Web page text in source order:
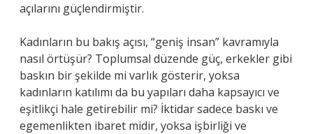
açılarını güçlendirmiştir.
Kadınların bu bakış açısı, “geniş insan” kavramıyla
nasıl örtüşür? Toplumsal düzende güç, erkekler gibi
baskın bir şekilde mi varlık gösterir, yoksa
kadınların katılımı da bu yapıları daha kapsayıcı ve
eşitlikçi hale getirebilir mi? İktidar sadece baskı ve
egemenlikten ibaret midir, yoksa işbirliği ve